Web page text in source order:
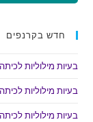
חדש בקרנפים
בעיות מילוליות
בעיות מילוליות
בעיות מילוליות